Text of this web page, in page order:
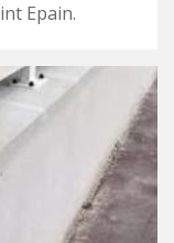
Epain.